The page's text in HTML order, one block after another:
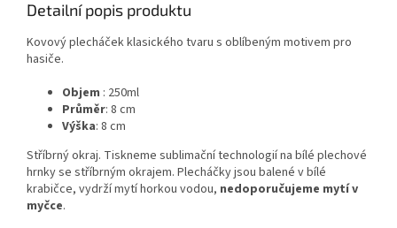
Detailní popis produktu
Kovový plecháček klasického tvaru s oblíbeným motivem pro
hasiče.
Objem : 250ml
Průměr: 8 cm
Výška: 8 cm
Stříbrný okraj. Tiskneme sublimační technologií na bílé plechové
hrnky se stříbrným okrajem. Plecháčky jsou balené v bílé
krabičce, vydrží mytí horkou vodou, nedoporučujeme mytí v
myčce.